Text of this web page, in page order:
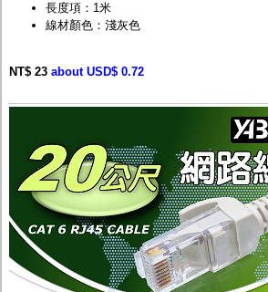
長度項：1米
線材顏色：淺灰色
NT$ 23 about USD$ 0.72